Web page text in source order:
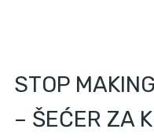
STOP
– ŠEĆER ZA